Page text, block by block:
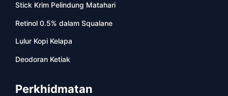
Stick Krim Pelindung Matahari
Retinol 0.5% dalam Squalane
Lulur Kopi Kelapa
Deodoran Ketiak
Perkhidmatan